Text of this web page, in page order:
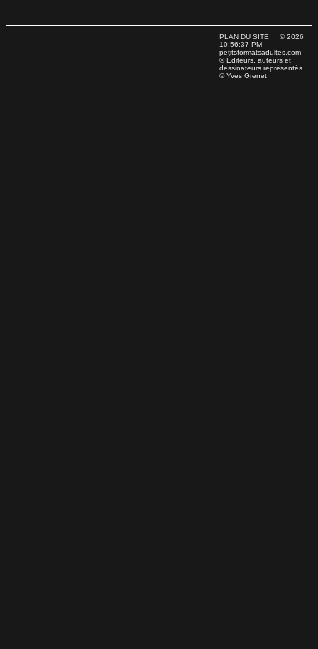
PLAN DU SITE © 2026
10:56:37 PM
petitsformatsadultes.com
© Éditeurs, auteurs et
dessinateurs représentés
© Yves Grenet